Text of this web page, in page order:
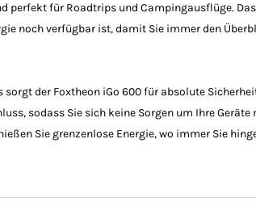
perfekt für Roadtrips und Campingausflüge.
noch verfügbar ist, damit Sie immer den
der Foxtheon iGo 600 für absolute
sodass Sie sich keine Sorgen um Ihre Geräte
Sie grenzenlose Energie, wo immer Sie